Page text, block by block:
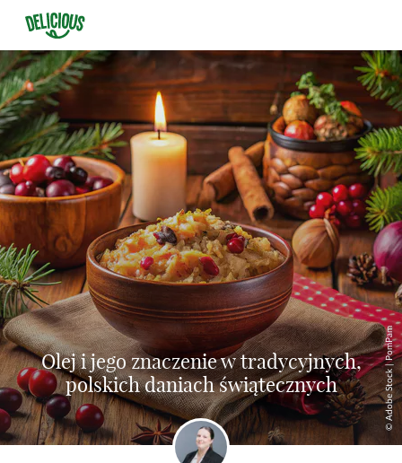
© Adobe Stock | PomPam
Olej i jego znaczenie w tradycyjnych,
polskich daniach świątecznych